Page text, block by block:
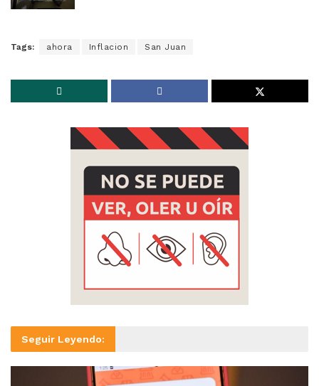
Tags: ahora Inflacion San Juan
Seguir Leyendo: